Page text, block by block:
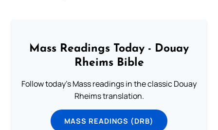
Mass Readings Today - Douay
Rheims Bible
Follow today's Mass readings in the classic Douay
Rheims translation.
MASS READINGS (DRB)